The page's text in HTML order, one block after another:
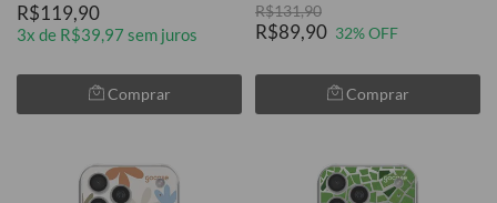
R$119,90
3x de R$39,97 sem juros
Comprar
R$131,90
R$89,90 32% OFF
Comprar